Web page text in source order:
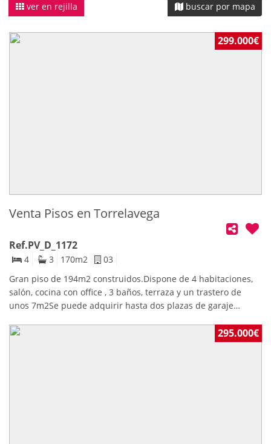
ver en rejilla buscar por mapa
299.000€
Venta Pisos en Torrelavega
Ref.PV_D_1172
4 3 170m2
03
Gran piso de 194m2 construidos.Dispone de 4 habitaciones,
salón, cocina con office , 3 baños, terraza y un trastero de
unos 7m2Se puede adquirir hasta dos plazas de garaje
parking del Boulevard Demerio Herreros a unos 100 metros
295.000€